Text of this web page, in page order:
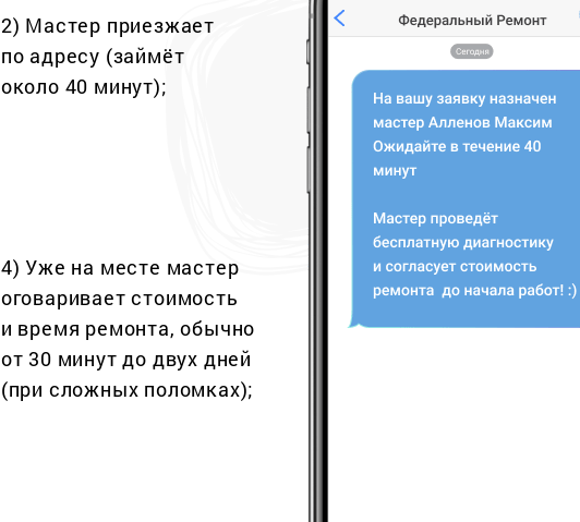
2) Мастер приезжает
по адресу (займёт
около 40 минут);
4) Уже на месте мастер
оговаривает стоимость
и время ремонта, обычно
от 30 минут до двух дней
(при сложных поломках);